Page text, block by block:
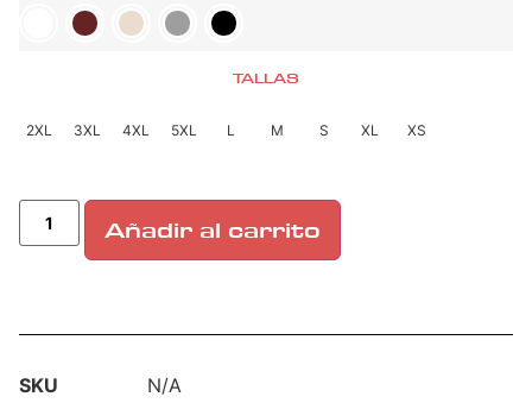
TALLAS
2XL 3XL 4XL 5XL L M S XL XS
Añadir al carrito
SKU
N/A